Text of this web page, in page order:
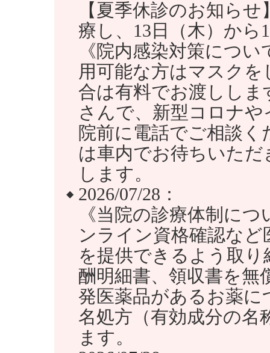
【夏季休診のお知ら
療し、13日（木）から
《院内感染対策につ
用可能な方はマスク
合は有料でお渡しし
さんで、新型コロナ
院前に電話でご相談
は車内でお待ちいた
します。
◆ 2026/07/28：
《当院の診療体制に
ンライン資格確認な
を提供できるよう取
酬明細書、領収書を無
発医薬品があるお薬
名処方（有効成分の名
ます。